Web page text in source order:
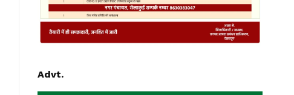
Advt.